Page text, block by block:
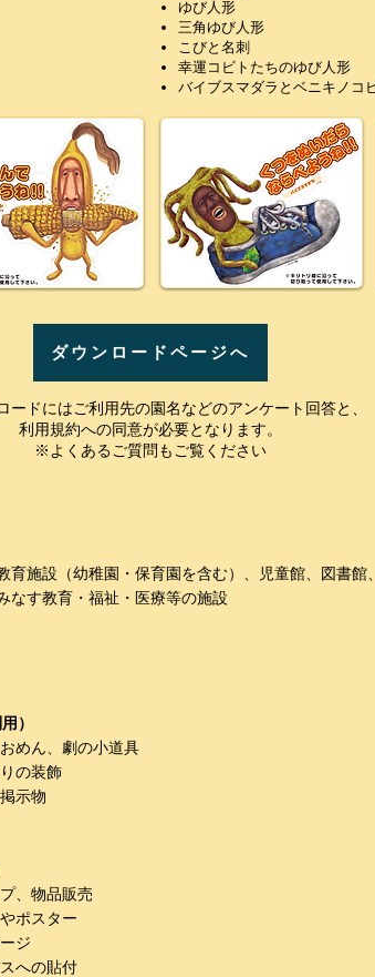
ゆび人形
三角ゆび人形
こびと名刺
幸運コビトたちのゆび人形
バイブスマダラとベニキノコ
ダウンロードページへ
ードにはご利用先の園名などのアンケート回答と、
利用規約への同意が必要となります。
※よくあるご質問もご覧ください
育施設（幼稚園・保育園を含む）、児童館、図書
なす教育・福祉・医療等の施設
）
めん、劇の小道具
の装飾
示物
、物品販売
ポスター
ジ
への貼付